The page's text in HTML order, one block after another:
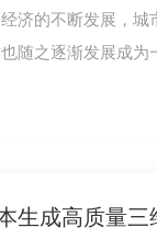
济的不断发展，城
随之逐渐发展成为